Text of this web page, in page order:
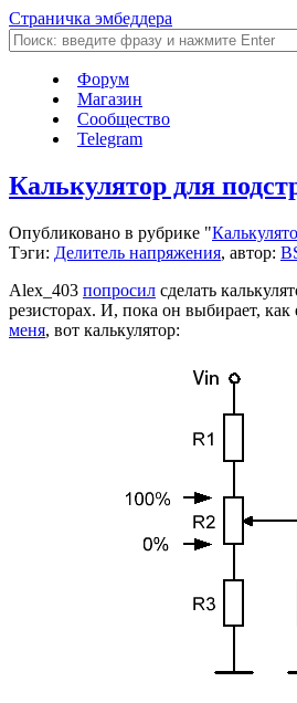
Страничка эмбеддера
Форум
Магазин
Сообщество
Telegram
Калькулятор для
Опубликовано в рубрике "
Тэги: Делитель напряжения, автор:
Alex_403 попросил сделать
резисторах. И, пока он выбирает, как
меня, вот калькулятор: